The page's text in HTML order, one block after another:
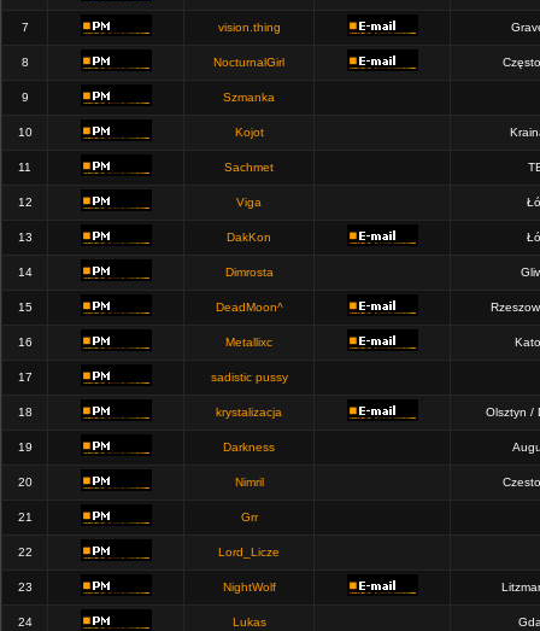
7 vision.thing
8 NocturnalGirl
9 Szmanka
10 Kojot
11 Sachmet
12 Viga
13 DakKon
14 Dimrosta
15 DeadMoon^
16 Metallixc
17 sadistic pussy
18 krystalizacja Olsztyn /
19 Darkness
20 Nimril
21 Grr
22 Lord_Licze
23 NightWolf
24 Lukas